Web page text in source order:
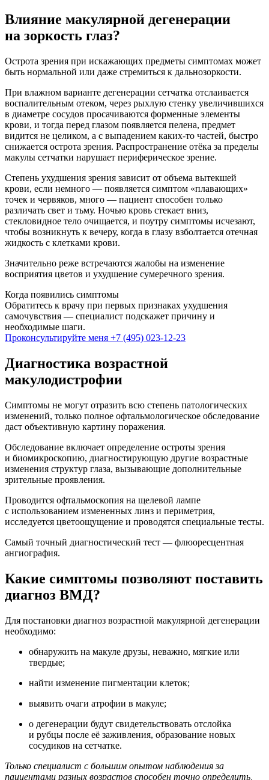
Влияние макулярной дегенерации
на зоркость глаз?
Острота зрения при искажающих предметы симптомах может
быть нормальной или даже стремиться к дальнозоркости.
При влажном варианте дегенерации сетчатка отслаивается
воспалительным отеком, через рыхлую стенку увеличившихся
в диаметре сосудов просачиваются форменные элементы
крови, и тогда перед глазом появляется пелена, предмет
видится не целиком, а с выпадением каких-то частей, быстро
снижается острота зрения. Распространение отёка за пределы
макулы сетчатки нарушает периферическое зрение.
Степень ухудшения зрения зависит от объема вытекшей
крови, если немного — появляется симптом «плавающих»
точек и червяков, много — пациент способен только
различать свет и тьму. Ночью кровь стекает вниз,
стекловидное тело очищается, и поутру симптомы исчезают,
чтобы возникнуть к вечеру, когда в глазу взболтается отечная
жидкость с клетками крови.
Значительно реже встречаются жалобы на изменение
восприятия цветов и ухудшение сумеречного зрения.
Когда появились симптомы
Обратитесь к врачу при первых признаках ухудшения
самочувствия — специалист подскажет причину и
необходимые шаги.
Проконсультируйте меня +7 (495) 023-12-23
Диагностика возрастной
макулодистрофии
Симптомы не могут отразить всю степень патологических
изменений, только полное офтальмологическое обследование
даст объективную картину поражения.
Обследование включает определение остроты зрения
и биомикроскопию, диагностирующую другие возрастные
изменения структур глаза, вызывающие дополнительные
зрительные проявления.
Проводится офтальмоскопия на щелевой лампе
с использованием измененных линз и периметрия,
исследуется цветоощущение и проводятся специальные тесты.
Самый точный диагностический тест — флюоресцентная
ангиография.
Какие симптомы позволяют поставить
диагноз ВМД?
Для постановки диагноз возрастной макулярной дегенерации
необходимо:
обнаружить на макуле друзы, неважно, мягкие или
твердые;
найти изменение пигментации клеток;
выявить очаги атрофии в макуле;
о дегенерации будут свидетельствовать отслойка
и рубцы после её заживления, образование новых
сосудиков на сетчатке.
Только специалист с большим опытом наблюдения за
пациентами разных возрастов способен точно определить,